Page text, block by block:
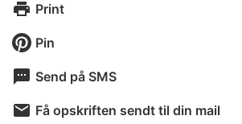
Print
Pin
Send på SMS
Få opskriften sendt til din mail